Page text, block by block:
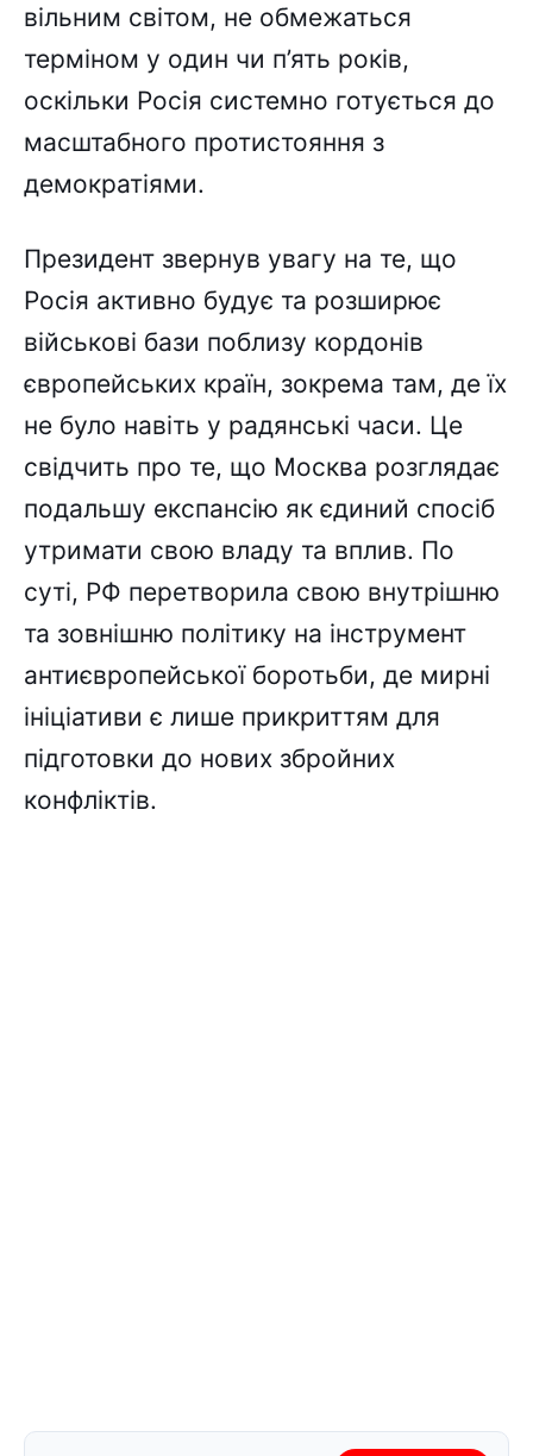
вільним світом, не обмежаться
терміном у один чи п’ять років,
оскільки Росія системно готується до
масштабного протистояння з
демократіями.
Президент звернув увагу на те, що
Росія активно будує та розширює
військові бази поблизу кордонів
європейських країн, зокрема там, де їх
не було навіть у радянські часи. Це
свідчить про те, що Москва розглядає
подальшу експансію як єдиний спосіб
утримати свою владу та вплив. По
суті, РФ перетворила свою внутрішню
та зовнішню політику на інструмент
антиєвропейської боротьби, де мирні
ініціативи є лише прикриттям для
підготовки до нових збройних
конфліктів.